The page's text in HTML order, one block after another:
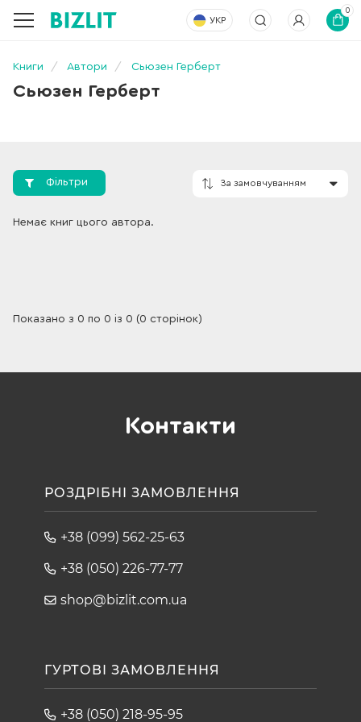
УКР
0
Книги Автори Сьюзен Герберт
Сьюзен Герберт
Фільтри
Немає книг цього автора.
Показано з 0 по 0 із 0 (0 сторінок)
Контакти
РОЗДРІБНІ ЗАМОВЛЕННЯ
+38 (099) 562-25-63
+38 (050) 226-77-77
shop@bizlit.com.ua
ГУРТОВІ ЗАМОВЛЕННЯ
+38 (050) 218-95-95